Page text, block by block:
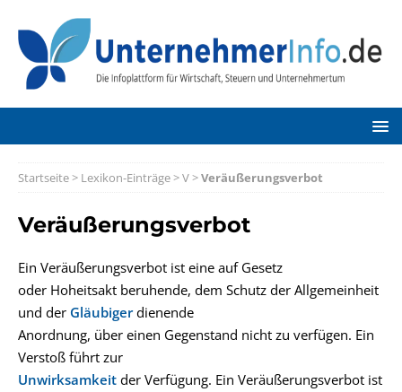
Startseite> Lexikon-Einträge>V>Veräußerungsverbot
Veräußerungsverbot
Ein Veräußerungsverbot ist eine auf Gesetz
oder Hoheitsakt beruhende, dem Schutz der Allgemeinheit
und der Gläubigerdienende
Anordnung, über einen Gegenstand nicht zu verfügen. Ein
Verstoß führt zur
Unwirksamkeit der Verfügung. Ein Veräußerungsverbot ist